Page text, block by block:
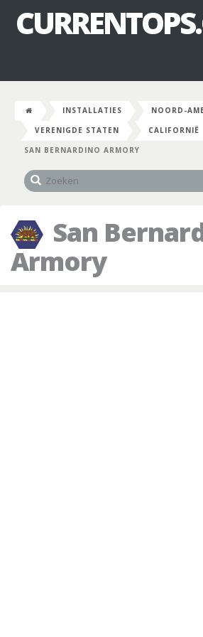
INSTALLATIES
NOORD-
VERENIGDE STATEN
CALIFORNIË
SAN BERNARDINO ARMORY
San
Armory